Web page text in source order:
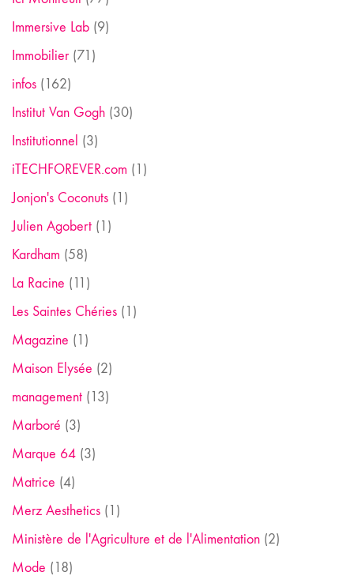
Immersive Lab (9)
Immobilier(71)
infos (162)
Institut Van Gogh (30)
Institutionnel (3)
iTECHFOREVER.com (1)
Jonjon's Coconuts (1)
Julien Agobert (1)
Kardham (58)
La Racine (11)
Les Saintes Chéries (1)
Magazine (1)
Maison Elysée (2)
management (13)
Marboré (3)
Marque 64 (3)
Matrice (4)
Merz Aesthetics (1)
Ministère de l'Agriculture et de l'Alimentation (2)
Mode (18)